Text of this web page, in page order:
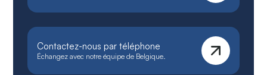
Contactez-nous par téléphone
Échangez avec notre équipe de Belgique.